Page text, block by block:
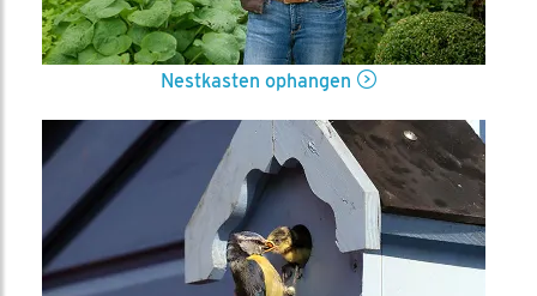
Nestkasten ophangen